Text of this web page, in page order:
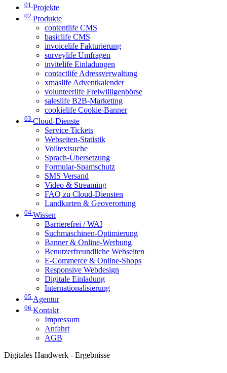
01 Projekte
02 Produkte
contentlife CMS
basiclife CMS
invoicelife Fakturierung
surveylife Umfragen
invitelife Einladungen
contactlife Adressverwaltung
xmaslife Adventkalender
volunteerlife Freiwilligenbörse
saleslife B2B-Marketing
cookielife Cookie-Banner
03 Cloud-Dienste
Service Tickets
Webseiten-Statistik
Volltextsuche
Sprach-Übersetzung
Formular-Spamschutz
SMS Versand
Video & Streaming
FAQ zu Cloud-Diensten
Landkarten & Geoverortung
04 Wissen
Barrierefrei / WAI
Suchmaschinen-Optimierung
Banner & Online-Werbung
Benutzerfreundliche Webseiten
E-Commerce & Online-Shops
Responsive Webdesign
Digitale Einladung
Internationalisierung
05 Agentur
06 Kontakt
Impressum
Anfahrt
AGB
Digitales Handwerk - Ergebnisse